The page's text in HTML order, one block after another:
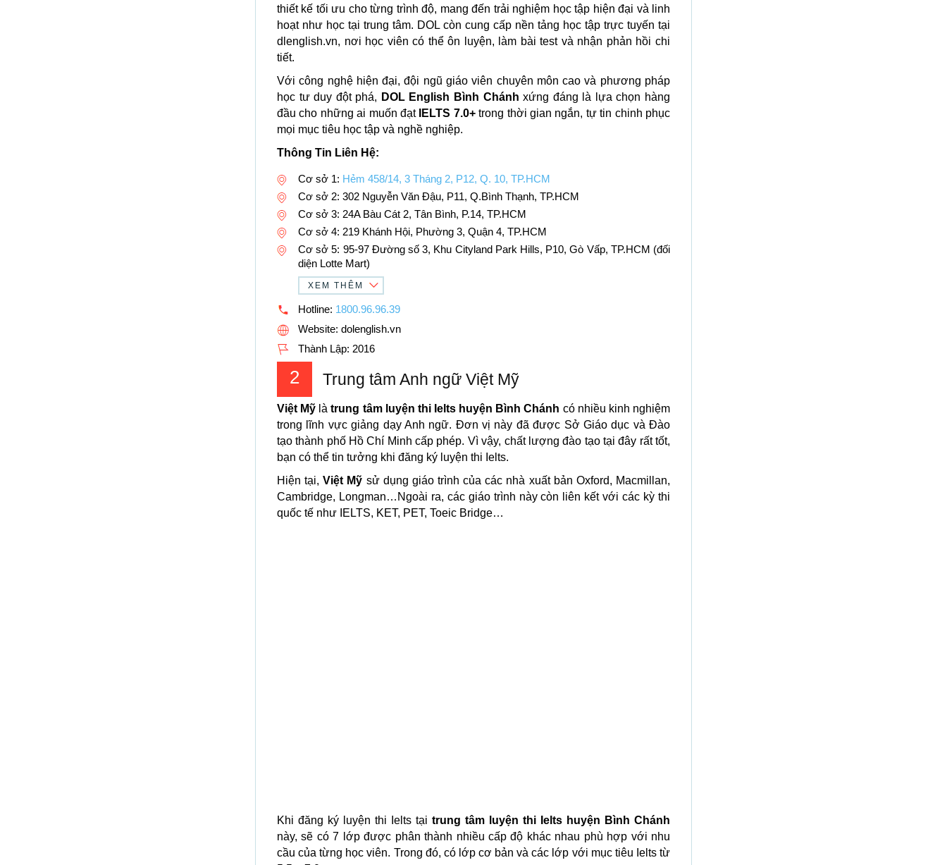
thiết kế tối ưu cho từng trình độ, mang đến trải nghiệm học tập hiện đại và linh
hoạt như học tại trung tâm. DOL còn cung cấp nền tảng học tập trực tuyến tại
dlenglish.vn, nơi học viên có thể ôn luyện, làm bài test và nhận phản hồi chi
tiết.
Với công nghệ hiện đại, đội ngũ giáo viên chuyên môn cao và phương pháp
học tư duy đột phá, DOL English Bình Chánh xứng đáng là lựa chọn hàng
đầu cho những ai muốn đạt IELTS 7.0+trong thời gian ngắn, tự tin chinh phục
mọi mục tiêu học tập và nghề nghiệp.
Thông Tin Liên Hệ:
Cơ sở 1: Hẻm 458/14, 3 Tháng 2, P12, Q. 10, TP.HCM
Cơ sở 2: 302 Nguyễn Văn Đậu, P11, Q.Bình Thạnh, TP.HCM
Cơ sở 3: 24A Bàu Cát 2, Tân Bình, P.14, TP.HCM
Cơ sở 4: 219 Khánh Hội, Phường 3, Quận 4, TP.HCM
Cơ sở 5: 95-97 Đường số 3, Khu Cityland Park Hills, P10, Gò Vấp, TP.HCM (đối
diện Lotte Mart)
XEM THÊM
Hotline: 1800.96.96.39
Website: dolenglish.vn
Thành Lập: 2016
2 Trung tâm Anh ngữ Việt Mỹ
Việt Mỹ làtrung tâm luyện thi Ielts huyện Bình Chánh có nhiều kinh nghiệm
trong lĩnh vực giảng dạy Anh ngữ. Đơn vị này đã được Sở Giáo dục và Đào
tạo thành phố Hồ Chí Minh cấp phép. Vì vậy, chất lượng đào tạo tại đây rất tốt,
bạn có thể tin tưởng khi đăng ký luyện thi Ielts.
Hiện tại,Việt Mỹ sử dụng giáo trình của các nhà xuất bản Oxford, Macmillan,
Cambridge, Longman…Ngoài ra, các giáo trình này còn liên kết với các kỳ thi
quốc tế như IELTS, KET, PET, Toeic Bridge…
Khi đăng ký luyện thi Ielts tại trung tâm luyện thi Ielts huyện Bình Chánh
này, sẽ có 7 lớp được phân thành nhiều cấp độ khác nhau phù hợp với nhu
cầu của từng học viên. Trong đó, có lớp cơ bản và các lớp với mục tiêu Ielts từ